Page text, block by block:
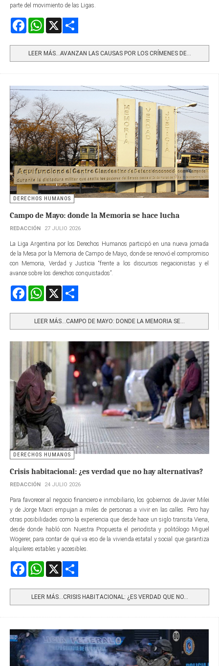
parte del movimiento de las Ligas.
FacebookWhatsApp
LEER MÁS…AVANZAN LAS CAUSAS POR LOS CRÍMENES DE...
DERECHOS HUMANOS
Campo de Mayo: donde la Memoria se hace lucha
REDACCIÓN 27 JULIO 2026
La Liga Argentina por los Derechos Humanos participó en una nueva jornada
de la Mesa por la Memoria de Campo de Mayo, donde se renovó el compromiso
con Memoria, Verdad y Justicia “frente a los discursos negacionistas y el
avance sobre los derechos conquistados”.
FacebookWhatsApp
LEER MÁS…CAMPO DE MAYO: DONDE LA MEMORIA SE...
DERECHOS HUMANOS
Crisis habitacional: ¿es verdad que no hay alternativas?
REDACCIÓN 24 JULIO 2026
Para favorecer al negocio financiero e inmobiliario, los gobiernos de Javier Milei
y de Jorge Macri empujan a miles de personas a vivir en las calles. Pero hay
otras posibilidades como la experiencia que desde hace un siglo transita Viena,
desde donde habló con Nuestra Propuesta el periodista y politólogo Miguel
Wögerer, para contar de qué va eso de la vivienda estatal y social que garantiza
alquileres estables y accesibles.
FacebookWhatsApp
LEER MÁS…CRISIS HABITACIONAL: ¿ES VERDAD QUE NO...